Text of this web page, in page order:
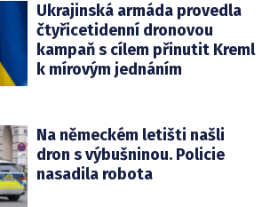
Ukrajinská armáda provedla
čtyřicetidenní dronovou
kampaň s cílem přinutit Kreml
k mírovým jednáním
Na německém letišti našli
dron s výbušninou. Policie
nasadila robota